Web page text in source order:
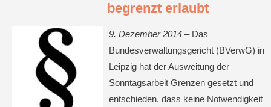
begrenzt erlaubt
9. Dezember 2014 –Das
Bundesverwaltungsgericht (BVerwG) in
Leipzig hat der Ausweitung der
Sonntagsarbeit Grenzen gesetzt und
entschieden, dass keine Notwendigkeit